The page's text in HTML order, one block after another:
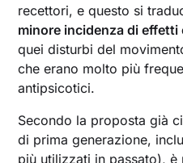
recettori, e questo si
minore incidenza di effetti
quei disturbi del
che erano molto più
antipsicotici.
Secondo la proposta già
di prima generazione,
più utilizzati in passato),